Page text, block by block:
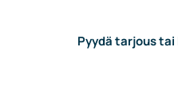
Pyydä tarjous